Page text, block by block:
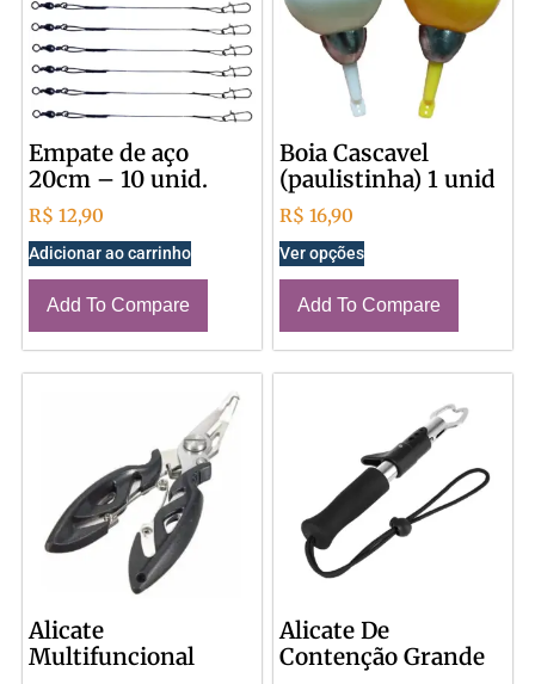
Empate de aço
20cm – 10 unid.
R$ 12,90
Adicionar ao carrinho
Add To Compare
Boia Cascavel
(paulistinha) 1 unid
R$ 16,90
Ver opções
Add To Compare
Alicate
Multifuncional
Alicate De
Contenção Grande